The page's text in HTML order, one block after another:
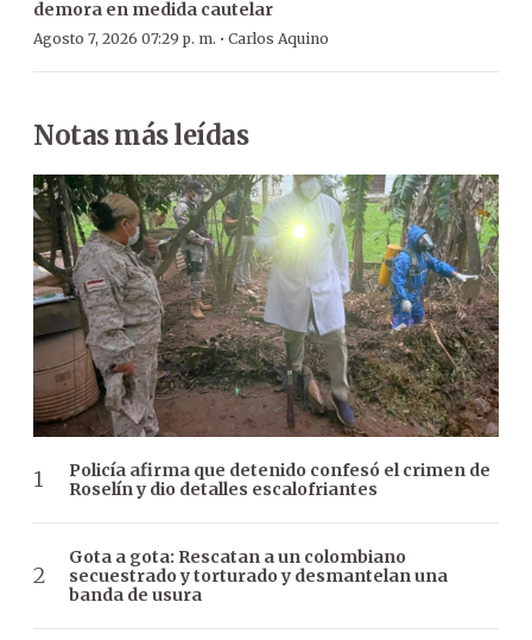
demora en medida cautelar
Agosto 7, 2026 07:29 p. m. · Carlos Aquino
Notas más leídas
Policía afirma que detenido confesó el crimen de
Roselín y dio detalles escalofriantes
Gota a gota: Rescatan a un colombiano
secuestrado y torturado y desmantelan una
banda de usura